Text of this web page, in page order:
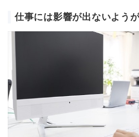
仕事には影響が出ないよう